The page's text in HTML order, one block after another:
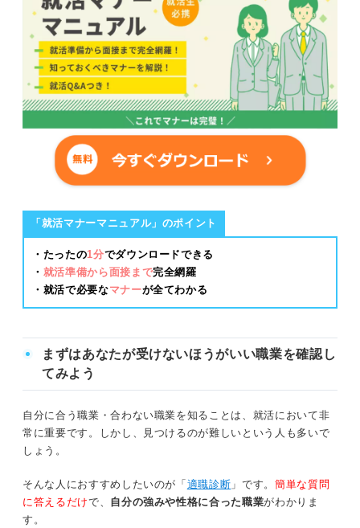
「就活マナーマニュアル」のポイント
・たったの1分でダウンロードできる
・ 就活準備から面接まで完全網羅
・就活で必要なマナーが全てわかる
まずはあなたが受けないほうがいい職業を確認し
てみよう
自分に合う職業・合わない職業を知ることは、就活において非
常に重要です。しかし、見つけるのが難しいという人も多いで
しょう。
そんな人におすすめしたいのが「 適職診断 」です。 簡単な質問
に答えるだけで、 自分の強みや性格に合った職業がわかりま
す。
⑤インフラなどの不便さが許容できる
デメリットに注意！ Uターン就職のネガティブ面と解決法
①求人の選択肢が限られている・見つけられない
②就活や引越しに費用がかかる
Uターンするか迷っている人は就活を進めながら決めよう
Uターン就職は一つの選択肢！ 数十年後も見据えて就活を
進めよう